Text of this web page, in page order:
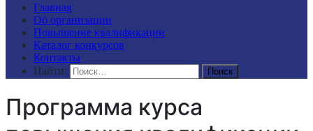
Главная
Об организации
Повышение квалификации
Каталог конкурсов
Контакты
Найти:
Программа курса